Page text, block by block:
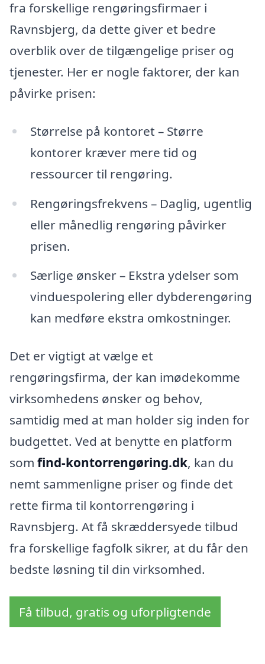
fra forskellige rengøringsfirmaer i
Ravnsbjerg, da dette giver et bedre
overblik over de tilgængelige priser og
tjenester. Her er nogle faktorer, der kan
påvirke prisen:
Størrelse på kontoret – Større
kontorer kræver mere tid og
ressourcer til rengøring.
Rengøringsfrekvens – Daglig, ugentlig
eller månedlig rengøring påvirker
prisen.
Særlige ønsker – Ekstra ydelser som
vinduespolering eller dybderengøring
kan medføre ekstra omkostninger.
Det er vigtigt at vælge et
rengøringsfirma, der kan imødekomme
virksomhedens ønsker og behov,
samtidig med at man holder sig inden for
budgettet. Ved at benytte en platform
som find-kontorrengøring.dk, kan du
nemt sammenligne priser og finde det
rette firma til kontorrengøring i
Ravnsbjerg. At få skræddersyede tilbud
fra forskellige fagfolk sikrer, at du får den
bedste løsning til din virksomhed.
Få tilbud, gratis og uforpligtende